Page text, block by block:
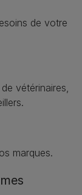
de votre
vétérinaires,
marques​.